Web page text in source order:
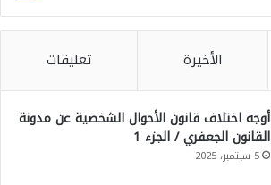
الأخيرة تعليقات
أوجه اختلاف قانون الأحوال الشخصية عن مدونة
القانون الجعفري / الجزء 1
5 سبتمبر، 2025